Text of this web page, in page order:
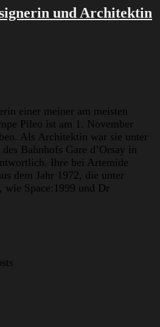
und Architektin
einer meiner am meisten
Pileo ist am 1. November
Als Architektin war sie unter
Bahnhofs Gare d’Orsay in
Ihre bei Artemide
dem Jahr 1972, die unter
wie Space:1999 und Dr